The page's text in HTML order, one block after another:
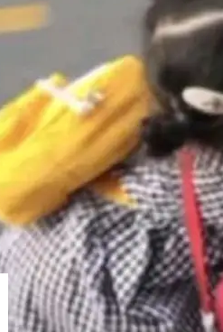
入Mooncake T
30%、非零拷贝
底层基
后续腾讯网平将
的高性能通信组
中实现了一
擎（Engine），
企业研发场景的
”凭借卓越的技术
路私有化部署，
越来越多企业已
过调用公有云模
效率。但随着 AI
向团队级、组织
中，对安全性、
求。 首先是数据
通研发场景，公
率提升的需求。
据安全要求较...
人工智能
布《2025年人工
展示人工智能在
座、行业赋能、
大方向。深信服
入选！ 随着各行
算力构成形态逐
生变化：不只是
合算力时代下，
分利用，以及持
信服AI算力网关
治理和成本治
力都看得清、管
个时代的结
作者之一。
的作者之一。
科学家。 Jeff D
，宣布离职。 他
Sanjay Ghema
Dean 二十多
Bigtable 的共同
脑核心成员，Se
布：界面
搜索增强
智能体，这一轮
三件事一次补
是杭州无
智能体——一位全
Coding